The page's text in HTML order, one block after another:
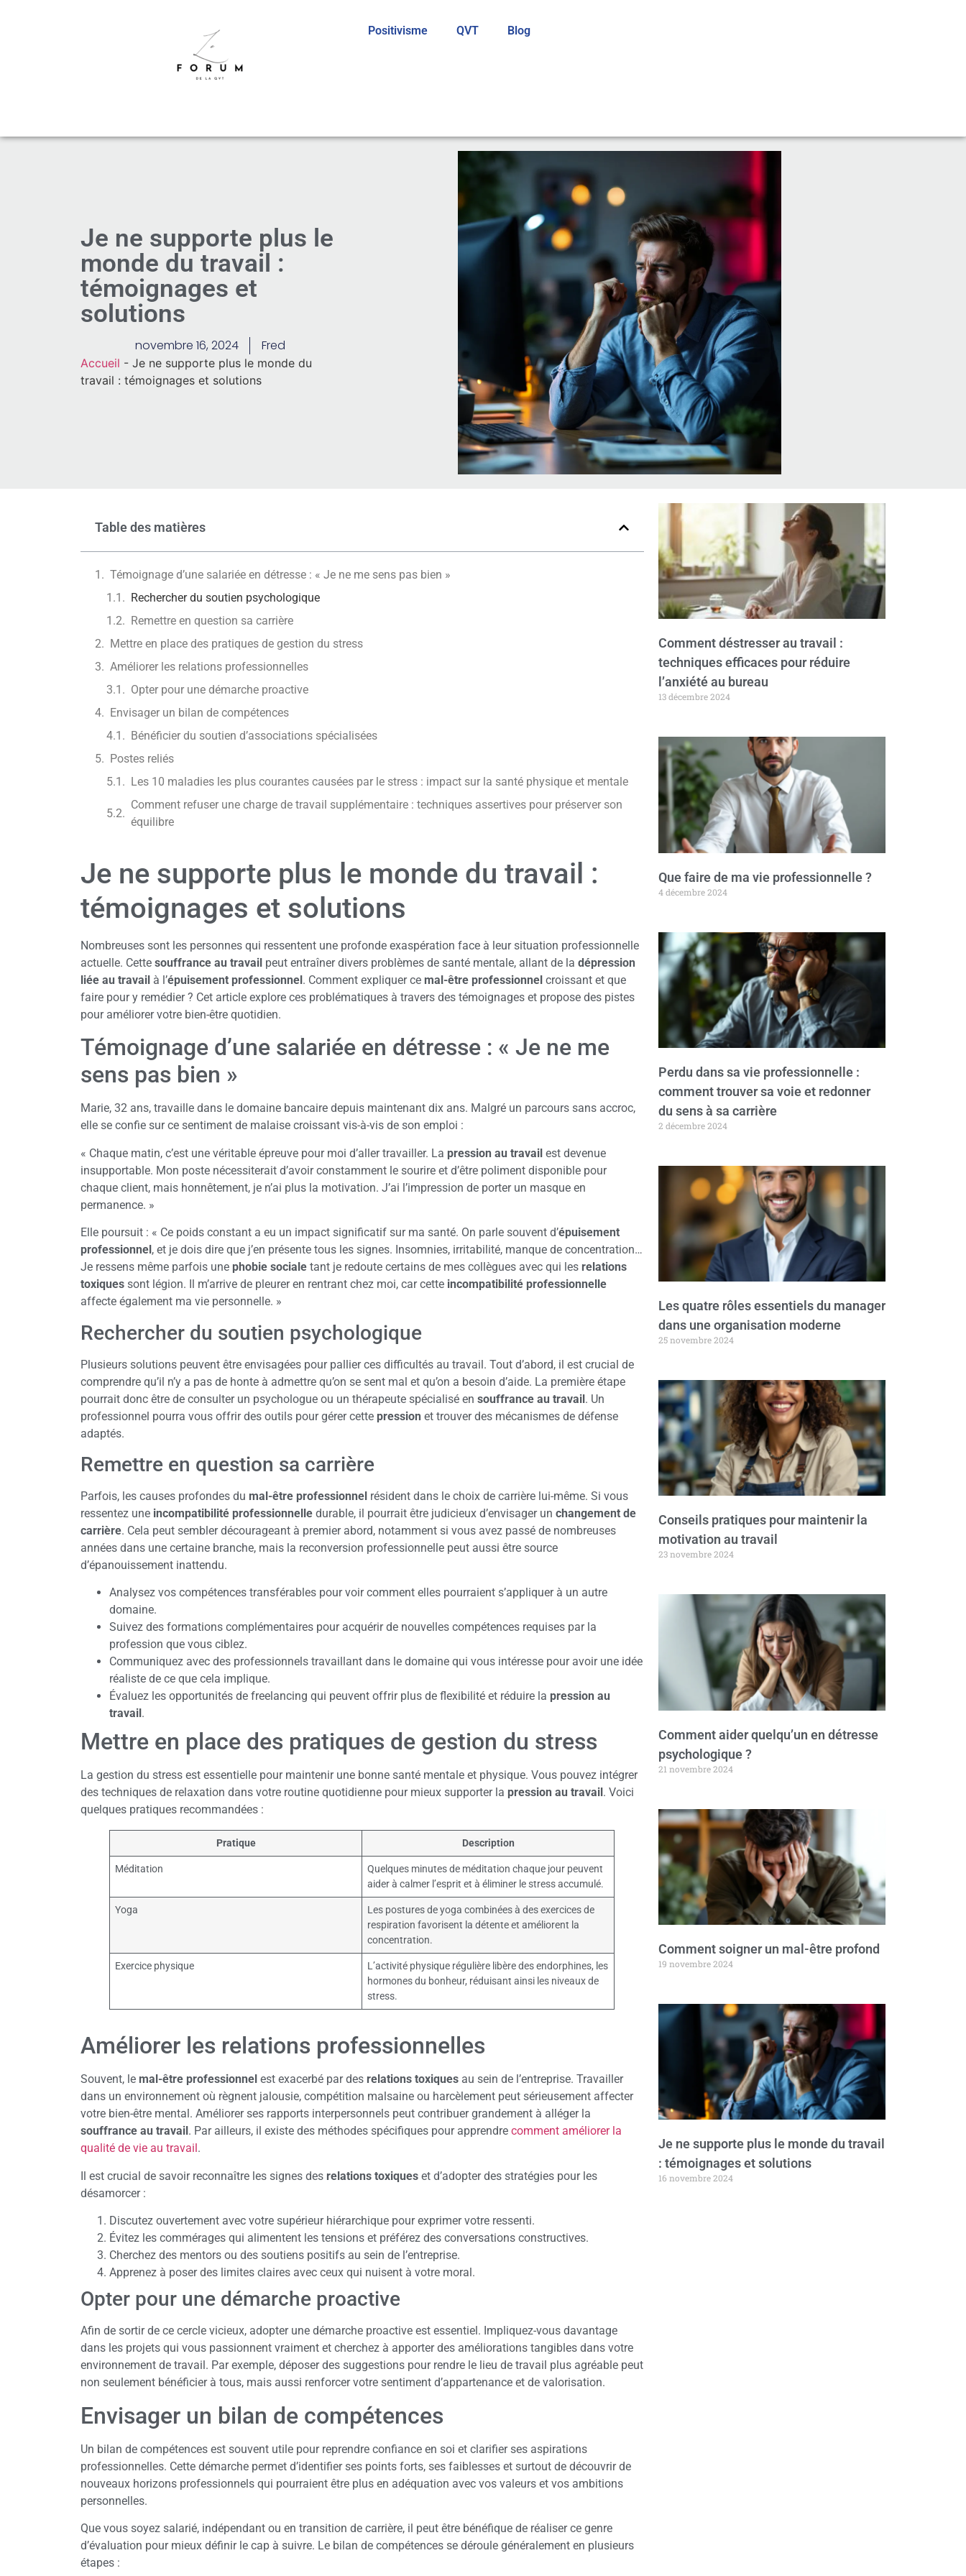
Positivisme QVT Blog
Je ne supporte plus le
monde du travail :
témoignages et
solutions
novembre 16, 2024 Fred
Accueil -Je ne supporte plus le monde du
travail : témoignages et solutions
Table des matières
Témoignage d’une salariée en détresse : « Je ne me sens pas bien »
Rechercher du soutien psychologique
Remettre en question sa carrière
Mettre en place des pratiques de gestion du stress
Améliorer les relations professionnelles
Opter pour une démarche proactive
Envisager un bilan de compétences
Bénéficier du soutien d’associations spécialisées
Postes reliés
Les 10 maladies les plus courantes causées par le stress : impact sur la santé physique et mentale
Comment refuser une charge de travail supplémentaire : techniques assertives pour préserver son
équilibre
Je ne supporte plus le monde du travail :
témoignages et solutions
Nombreuses sont les personnes qui ressentent une profonde exaspération face à leur situation professionnelle
actuelle. Cette souffrance au travail peut entraîner divers problèmes de santé mentale, allant de la dépression
liée au travail à l’épuisement professionnel. Comment expliquer ce mal-être professionnel croissant et que
faire pour y remédier ? Cet article explore ces problématiques à travers des témoignages et propose des pistes
pour améliorer votre bien-être quotidien.
Témoignage d’une salariée en détresse : « Je ne me
sens pas bien »
Marie, 32 ans, travaille dans le domaine bancaire depuis maintenant dix ans. Malgré un parcours sans accroc,
elle se confie sur ce sentiment de malaise croissant vis-à-vis de son emploi :
« Chaque matin, c’est une véritable épreuve pour moi d’aller travailler. La pression au travail est devenue
insupportable. Mon poste nécessiterait d’avoir constamment le sourire et d’être poliment disponible pour
chaque client, mais honnêtement, je n’ai plus la motivation. J’ai l’impression de porter un masque en
permanence. »
Elle poursuit : « Ce poids constant a eu un impact significatif sur ma santé. On parle souvent d’épuisement
professionnel , et je dois dire que j’en présente tous les signes. Insomnies, irritabilité, manque de concentration…
Je ressens même parfois une phobie sociale tant je redoute certains de mes collègues avec qui les relations
toxiques sont légion. Il m’arrive de pleurer en rentrant chez moi, car cette incompatibilité professionnelle
affecte également ma vie personnelle. »
Rechercher du soutien psychologique
Plusieurs solutions peuvent être envisagées pour pallier ces difficultés au travail. Tout d’abord, il est crucial de
comprendre qu’il n’y a pas de honte à admettre qu’on se sent mal et qu’on a besoin d’aide. La première étape
pourrait donc être de consulter un psychologue ou un thérapeute spécialisé en souffrance au travail. Un
professionnel pourra vous offrir des outils pour gérer cette pression et trouver des mécanismes de défense
adaptés.
Remettre en question sa carrière
Parfois, les causes profondes du mal-être professionnel résident dans le choix de carrière lui-même. Si vous
ressentez une incompatibilité professionnelle durable, il pourrait être judicieux d’envisager un changement de
carrière. Cela peut sembler décourageant à premier abord, notamment si vous avez passé de nombreuses
années dans une certaine branche, mais la reconversion professionnelle peut aussi être source
d’épanouissement inattendu.
Analysez vos compétences transférables pour voir comment elles pourraient s’appliquer à un autre
domaine.
Suivez des formations complémentaires pour acquérir de nouvelles compétences requises par la
profession que vous ciblez.
Communiquez avec des professionnels travaillant dans le domaine qui vous intéresse pour avoir une idée
réaliste de ce que cela implique.
Évaluez les opportunités de freelancing qui peuvent offrir plus de flexibilité et réduire la pression au
travail .
Mettre en place des pratiques de gestion du stress
La gestion du stress est essentielle pour maintenir une bonne santé mentale et physique. Vous pouvez intégrer
des techniques de relaxation dans votre routine quotidienne pour mieux supporter la pression au travail . Voici
quelques pratiques recommandées :
Pratique Description
Méditation
Quelques minutes de méditation chaque jour peuvent
aider à calmer l’esprit et à éliminer le stress accumulé.
Yoga
Les postures de yoga combinées à des exercices de
respiration favorisent la détente et améliorent la
concentration.
Exercice physique
L’activité physique régulière libère des endorphines, les
hormones du bonheur, réduisant ainsi les niveaux de
stress.
Améliorer les relations professionnelles
Souvent, le mal-être professionnel est exacerbé par des relations toxiques au sein de l’entreprise. Travailler
dans un environnement où règnent jalousie, compétition malsaine ou harcèlement peut sérieusement affecter
votre bien-être mental. Améliorer ses rapports interpersonnels peut contribuer grandement à alléger la
souffrance au travail . Par ailleurs, il existe des méthodes spécifiques pour apprendre comment améliorer la
qualité de vie au travail .
Il est crucial de savoir reconnaître les signes des relations toxiques et d’adopter des stratégies pour les
désamorcer :
Discutez ouvertement avec votre supérieur hiérarchique pour exprimer votre ressenti.
Évitez les commérages qui alimentent les tensions et préférez des conversations constructives.
Cherchez des mentors ou des soutiens positifs au sein de l’entreprise.
Apprenez à poser des limites claires avec ceux qui nuisent à votre moral.
Opter pour une démarche proactive
Afin de sortir de ce cercle vicieux, adopter une démarche proactive est essentiel. Impliquez-vous davantage
dans les projets qui vous passionnent vraiment et cherchez à apporter des améliorations tangibles dans votre
environnement de travail. Par exemple, déposer des suggestions pour rendre le lieu de travail plus agréable peut
non seulement bénéficier à tous, mais aussi renforcer votre sentiment d’appartenance et de valorisation.
Envisager un bilan de compétences
Un bilan de compétences est souvent utile pour reprendre confiance en soi et clarifier ses aspirations
professionnelles. Cette démarche permet d’identifier ses points forts, ses faiblesses et surtout de découvrir de
nouveaux horizons professionnels qui pourraient être plus en adéquation avec vos valeurs et vos ambitions
personnelles.
Que vous soyez salarié, indépendant ou en transition de carrière, il peut être bénéfique de réaliser ce genre
d’évaluation pour mieux définir le cap à suivre. Le bilan de compétences se déroule généralement en plusieurs
étapes :
Comment déstresser au travail :
techniques efficaces pour réduire
l’anxiété au bureau
13 décembre 2024
Que faire de ma vie professionnelle ?
4 décembre 2024
Perdu dans sa vie professionnelle :
comment trouver sa voie et redonner
du sens à sa carrière
2 décembre 2024
Les quatre rôles essentiels du manager
dans une organisation moderne
25 novembre 2024
Conseils pratiques pour maintenir la
motivation au travail
23 novembre 2024
Comment aider quelqu’un en détresse
psychologique ?
21 novembre 2024
Comment soigner un mal-être profond
19 novembre 2024
Je ne supporte plus le monde du travail
: témoignages et solutions
16 novembre 2024